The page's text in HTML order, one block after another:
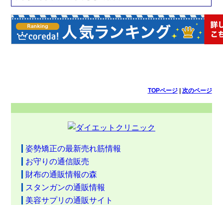
TOPページ| 次のページ
姿勢矯正の最新売れ筋情報
お守りの通信販売
財布の通販情報の森
スタンガンの通販情報
美容サプリの通販サイト